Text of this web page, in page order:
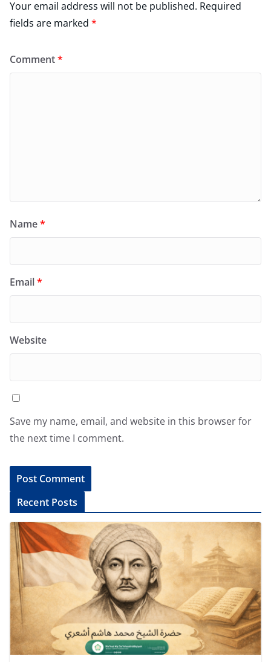
Your email address will not be published. Required
fields are marked *
Comment*
Name*
Email*
Website
Save my name, email, and website in this browser for
the next time I comment.
l
t
v
Recent Posts